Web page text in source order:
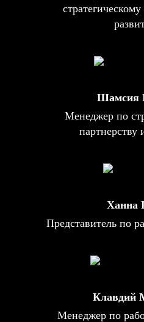
Шамсия
Менеджер по
партнерству
Ханна
Представитель по
Клавдий
Менеджер по